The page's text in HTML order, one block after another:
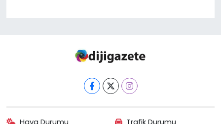
Hava Durumu Trafik Durumu